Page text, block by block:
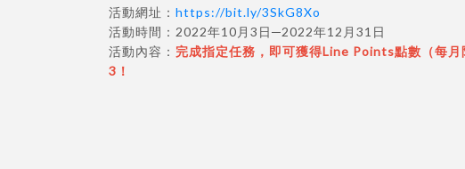
活動網址： https://bit.ly/3SkG8Xo
活動時間：2022年10月3日─2022年12月31日
活動內容： 完成指定任務，即可獲得Line Points點數（每
3！